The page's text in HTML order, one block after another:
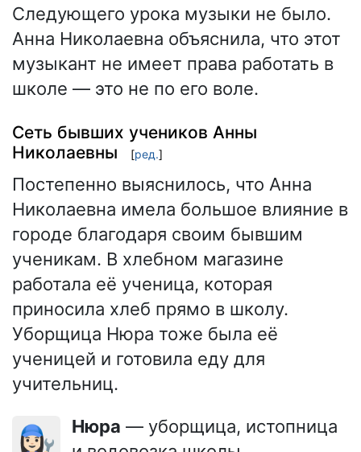
Следующего урока музыки не было.
Анна Николаевна объяснила, что этот
музыкант не имеет права работать в
школе — это не по его воле.
Сеть бывших учеников Анны
Николаевны
[ред.]
Постепенно выяснилось, что Анна
Николаевна имела большое влияние в
городе благодаря своим бывшим
ученикам. В хлебном магазине
работала её ученица, которая
приносила хлеб прямо в школу.
Уборщица Нюра тоже была её
ученицей и готовила еду для
учительниц.
👩🏻‍🔧 Нюра — уборщица, истопница